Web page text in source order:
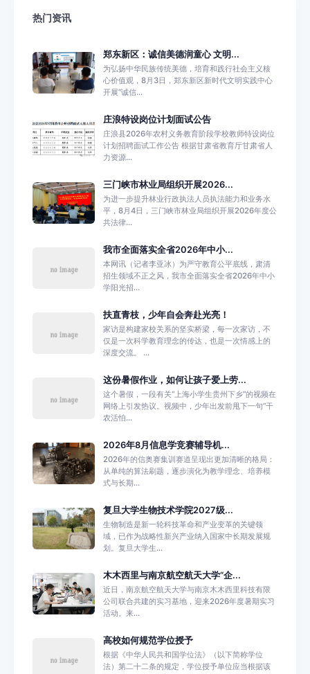
热门资讯
郑东新区：诚信美德润童心 文明...
为弘扬中华民族传统美德，培育和践行社会主义核
心价值观，8月3日，郑东新区新时代文明实践中心
开展“诚信...
庄浪特设岗位计划面试公告
庄浪县2026年农村义务教育阶段学校教师特设岗位
计划招聘面试工作公告 根据甘肃省教育厅甘肃省人
力资源...
三门峡市林业局组织开展2026...
为进一步提升林业行政执法人员执法能力和业务水
平，8月4日，三门峡市林业局组织开展2026年度公
共法律...
我市全面落实全省2026年中小...
本网讯（记者李亚冰）为严守教育公平底线，肃清
招生领域不正之风，我市全面落实全省2026年中小
学阳光招...
扶直青枝，少年自会奔赴光亮！
家访是构建家校关系的坚实桥梁，每一次家访，不
仅是一次科学教育理念的传达，也是一次情感上的
深度交流。 ...
这份暑假作业，如何让孩子爱上劳...
这个暑假，一段有关“上海小学生贵州下乡”的视频在
网络上引发热议。视频中，少年出发前甩下一句“干
农活怕...
2026年8月信息学竞赛辅导机...
2026年的信奥赛集训赛道呈现出更加清晰的格局：
从单纯的算法刷题，逐步演化为教学理念、培养模
式与长期...
复旦大学生物技术学院2027级...
生物制造是新一轮科技革命和产业变革的关键领
域，已作为战略性新兴产业纳入国家中长期发展规
划。复旦大学生...
木木西里与南京航空航天大学“企...
近日，南京航空航天大学与南京木木西里科技有限
公司联合共建的实习基地，迎来2026年度暑期实习
活动。来...
高校如何规范学位授予
根据《中华人民共和国学位法》（以下简称学位
法）第二十二条的规定，学位授予单位应当根据该